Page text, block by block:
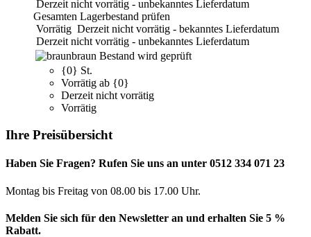
Derzeit nicht vorrätig - unbekanntes Lieferdatum
Gesamten Lagerbestand prüfen
Vorrätig Derzeit nicht vorrätig - bekanntes Lieferdatum
Derzeit nicht vorrätig - unbekanntes Lieferdatum
braun Bestand wird geprüft
{0} St.
Vorrätig ab {0}
Derzeit nicht vorrätig
Vorrätig
Ihre Preisübersicht
Haben Sie Fragen? Rufen Sie uns an unter 0512 334 071 23
Montag bis Freitag von 08.00 bis 17.00 Uhr.
Melden Sie sich für den Newsletter an und erhalten Sie 5 %
Rabatt.